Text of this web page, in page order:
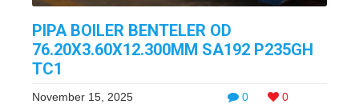
PIPA BOILER BENTELER OD
76.20X3.60X12.300MM SA192 P235GH
TC1
0 0
November 15, 2025